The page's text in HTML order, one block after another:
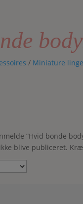
/ Miniature
“Hvid bonde
blive publiceret.